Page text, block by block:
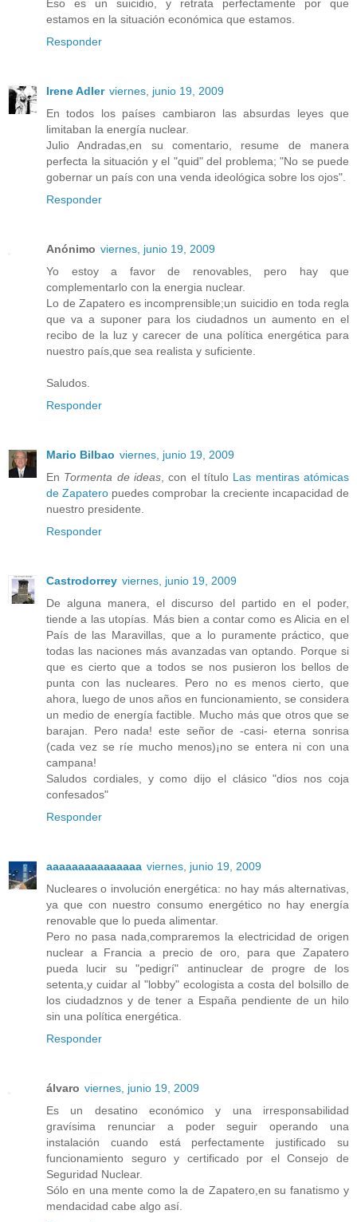
Eso es un suicidio, y retrata perfectamente por que
estamos en la situación económica que estamos.
Responder
Irene Adler viernes, junio 19, 2009
En todos los países cambiaron las absurdas leyes que
limitaban la energía nuclear.
Julio Andradas,en su comentario, resume de manera
perfecta la situación y el "quid" del problema; "No se puede
gobernar un país con una venda ideológica sobre los ojos".
Responder
Anónimo viernes, junio 19, 2009
Yo estoy a favor de renovables, pero hay que
complementarlo con la energia nuclear.
Lo de Zapatero es incomprensible;un suicidio en toda regla
que va a suponer para los ciudadnos un aumento en el
recibo de la luz y carecer de una política energética para
nuestro país,que sea realista y suficiente.
Saludos.
Responder
Mario Bilbao viernes, junio 19, 2009
En Tormenta de ideas , con el título Las mentiras atómicas
de Zapatero puedes comprobar la creciente incapacidad de
nuestro presidente.
Responder
Castrodorrey viernes, junio 19, 2009
De alguna manera, el discurso del partido en el poder,
tiende a las utopías. Más bien a contar como es Alicia en el
País de las Maravillas, que a lo puramente práctico, que
todas las naciones más avanzadas van optando. Porque si
que es cierto que a todos se nos pusieron los bellos de
punta con las nucleares. Pero no es menos cierto, que
ahora, luego de unos años en funcionamiento, se considera
un medio de energía factible. Mucho más que otros que se
barajan. Pero nada! este señor de -casi- eterna sonrisa
(cada vez se ríe mucho menos)¡no se entera ni con una
campana!
Saludos cordiales, y como dijo el clásico "dios nos coja
confesados"
Responder
aaaaaaaaaaaaaaa viernes, junio 19, 2009
Nucleares o involución energética: no hay más alternativas,
ya que con nuestro consumo energético no hay energía
renovable que lo pueda alimentar.
Pero no pasa nada,compraremos la electricidad de origen
nuclear a Francia a precio de oro, para que Zapatero
pueda lucir su "pedigrí" antinuclear de progre de los
setenta,y cuidar al "lobby" ecologista a costa del bolsillo de
los ciudadznos y de tener a España pendiente de un hilo
sin una política energética.
Responder
álvaro viernes, junio 19, 2009
Es un desatino económico y una irresponsabilidad
gravísima renunciar a poder seguir operando una
instalación cuando está perfectamente justificado su
funcionamiento seguro y certificado por el Consejo de
Seguridad Nuclear.
Sólo en una mente como la de Zapatero,en su fanatismo y
mendacidad cabe algo así.